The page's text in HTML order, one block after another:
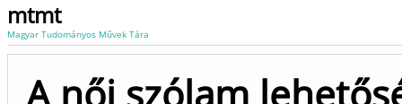
mtmt
Magyar Tudományos Művek Tára
A női szólam